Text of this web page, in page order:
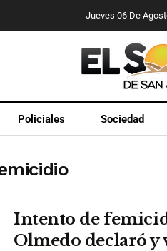
Jueves 06 De
Policiales Sociedad
Intento de
Olmedo declaró y